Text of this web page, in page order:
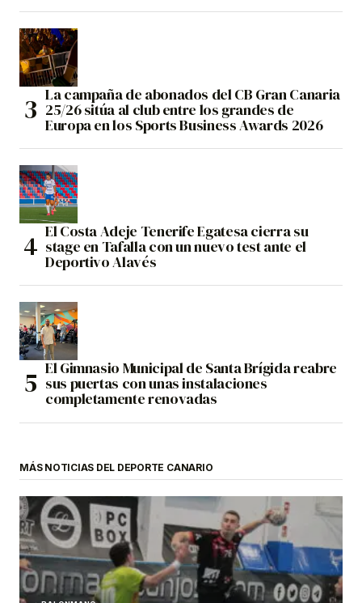
La campaña de abonados del CB Gran Canaria
25/26 sitúa al club entre los grandes de
Europa en los Sports Business Awards 2026
El Costa Adeje Tenerife Egatesa cierra su
stage en Tafalla con un nuevo test ante el
Deportivo Alavés
El Gimnasio Municipal de Santa Brígida reabre
sus puertas con unas instalaciones
completamente renovadas
MÁS NOTICIAS DEL DEPORTE CANARIO